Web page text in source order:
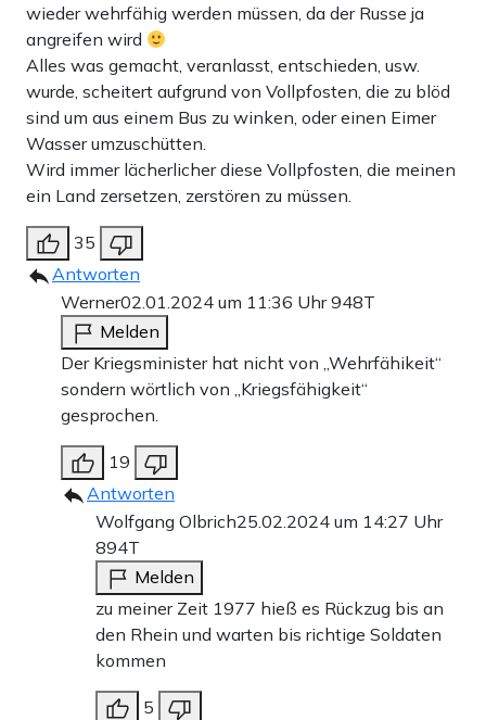
wieder wehrfähig werden müssen, da der Russe ja
angreifen wird
Alles was gemacht, veranlasst, entschieden, usw.
wurde, scheitert aufgrund von Vollpfosten, die zu blöd
sind um aus einem Bus zu winken, oder einen Eimer
Wasser umzuschütten.
Wird immer lächerlicher diese Vollpfosten, die meinen
ein Land zersetzen, zerstören zu müssen.
35
Antworten
Werner02.01.2024 um 11:36 Uhr948T
Melden
Der Kriegsminister hat nicht von „Wehrfähikeit“
sondern wörtlich von „Kriegsfähigkeit“
gesprochen.
19
Antworten
Wolfgang Olbrich25.02.2024 um 14:27 Uhr
894T
Melden
zu meiner Zeit 1977 hieß es Rückzug bis an
den Rhein und warten bis richtige Soldaten
kommen
5